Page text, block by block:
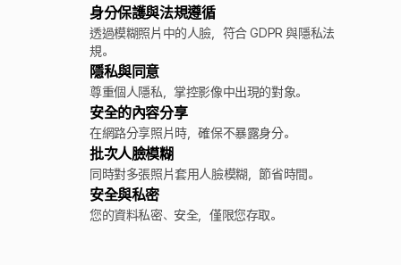
身分保護與法規遵循
透過模糊照片中的人臉，符合 GDPR 與隱私法
規。
隱私與同意
尊重個人隱私，掌控影像中出現的對象。
安全的內容分享
在網路分享照片時，確保不暴露身分。
批次人臉模糊
同時對多張照片套用人臉模糊，節省時間。
安全與私密
您的資料私密、安全，僅限您存取。